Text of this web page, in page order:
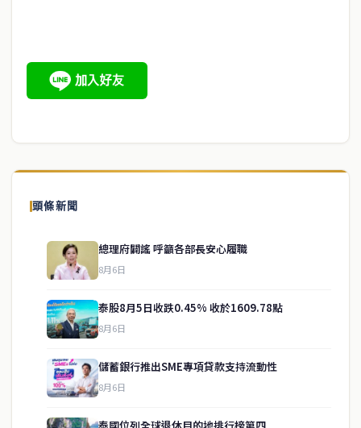
頭條新聞
總理府闢謠 呼籲各部長安心履職
8月6日
泰股8月5日收跌0.45% 收於1609.78點
8月6日
儲蓄銀行推出SME專項貸款支持流動性
8月6日